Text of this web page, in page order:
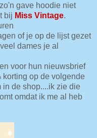
gave hoodie niet
bij Miss Vintage.
of je op de lijst gezet
dames je al
voor hun nieuwsbrief
op de volgende
de shop....ik zie die
omdat ik me al heb